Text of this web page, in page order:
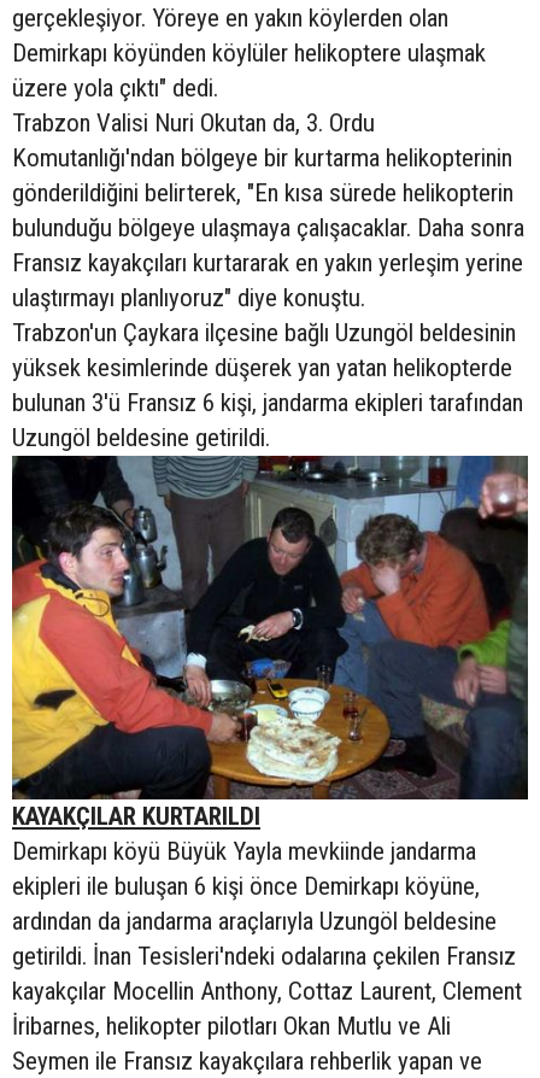
gerçekleşiyor. Yöreye en yakın köylerden olan
Demirkapı köyünden köylüler helikoptere ulaşmak
üzere yola çıktı" dedi.
Trabzon Valisi Nuri Okutan da, 3. Ordu
Komutanlığı'ndan bölgeye bir kurtarma helikopterinin
gönderildiğini belirterek, "En kısa sürede helikopterin
bulunduğu bölgeye ulaşmaya çalışacaklar. Daha sonra
Fransız kayakçıları kurtararak en yakın yerleşim yerine
ulaştırmayı planlıyoruz" diye konuştu.
Trabzon'un Çaykara ilçesine bağlı Uzungöl beldesinin
yüksek kesimlerinde düşerek yan yatan helikopterde
bulunan 3'ü Fransız 6 kişi, jandarma ekipleri tarafından
Uzungöl beldesine getirildi.
KAYAKÇILAR KURTARILDI
Demirkapı köyü Büyük Yayla mevkiinde jandarma
ekipleri ile buluşan 6 kişi önce Demirkapı köyüne,
ardından da jandarma araçlarıyla Uzungöl beldesine
getirildi. İnan Tesisleri'ndeki odalarına çekilen Fransız
kayakçılar Mocellin Anthony, Cottaz Laurent, Clement
İribarnes, helikopter pilotları Okan Mutlu ve Ali
Seymen ile Fransız kayakçılara rehberlik yapan ve